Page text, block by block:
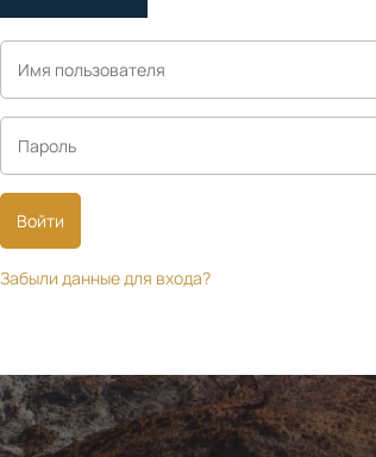
Войти
Забыли данные для входа?